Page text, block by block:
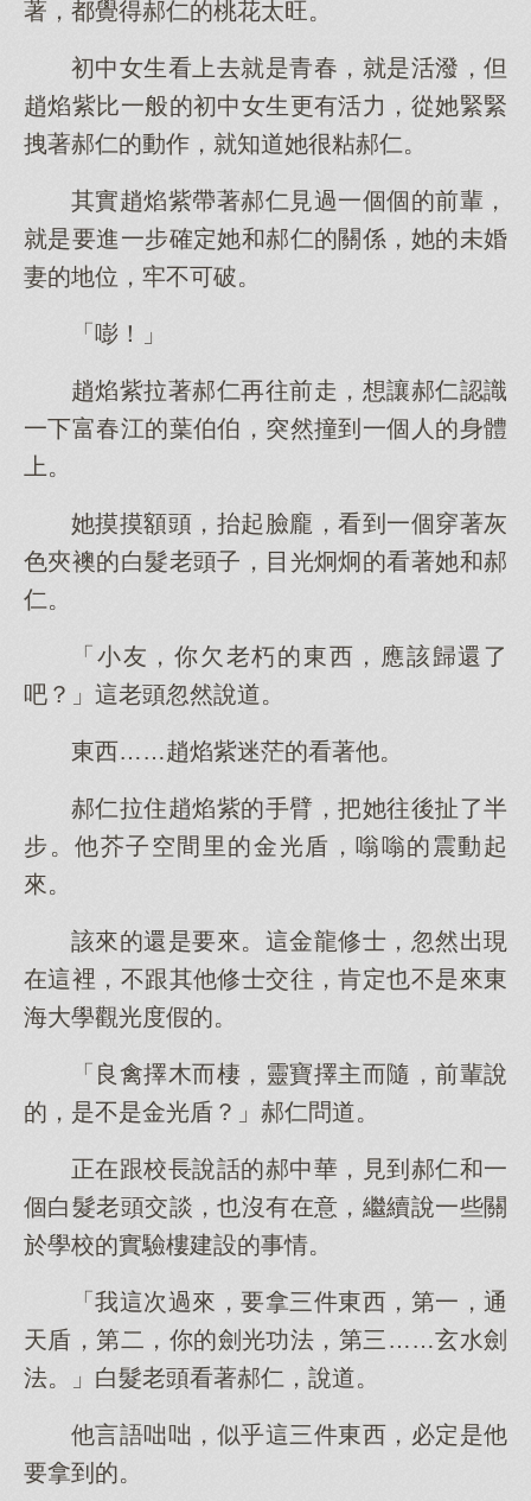
著，都覺得郝仁的桃花太旺。
初中女生看上去就是青春，就是活潑，但
趙焰紫比一般的初中女生更有活力，從她緊緊
拽著郝仁的動作，就知道她很粘郝仁。
其實趙焰紫帶著郝仁見過一個個的前輩，
就是要進一步確定她和郝仁的關係，她的未婚
妻的地位，牢不可破。
「嘭！」
趙焰紫拉著郝仁再往前走，想讓郝仁認識
一下富春江的葉伯伯，突然撞到一個人的身體
上。
她摸摸額頭，抬起臉龐，看到一個穿著灰
色夾襖的白髮老頭子，目光炯炯的看著她和郝
仁。
「小友，你欠老朽的東西，應該歸還了
吧？」這老頭忽然說道。
東西……趙焰紫迷茫的看著他。
郝仁拉住趙焰紫的手臂，把她往後扯了半
步。他芥子空間里的金光盾，嗡嗡的震動起
來。
該來的還是要來。這金龍修士，忽然出現
在這裡，不跟其他修士交往，肯定也不是來東
海大學觀光度假的。
「良禽擇木而棲，靈寶擇主而隨，前輩說
的，是不是金光盾？」郝仁問道。
正在跟校長說話的郝中華，見到郝仁和一
個白髮老頭交談，也沒有在意，繼續說一些關
於學校的實驗樓建設的事情。
「我這次過來，要拿三件東西，第一，通
天盾，第二，你的劍光功法，第三……玄水劍
法。」白髮老頭看著郝仁，說道。
他言語咄咄，似乎這三件東西，必定是他
要拿到的。